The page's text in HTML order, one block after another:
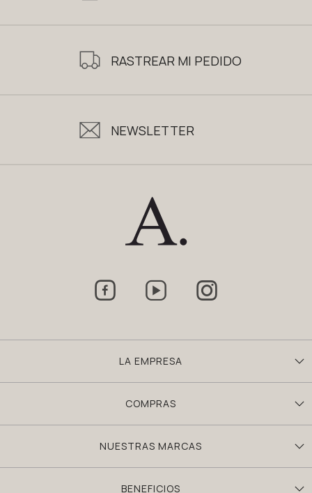
RASTREAR MI PEDIDO
NEWSLETTER
LA EMPRESA
COMPRAS
NUESTRAS MARCAS
BENEFICIOS
  